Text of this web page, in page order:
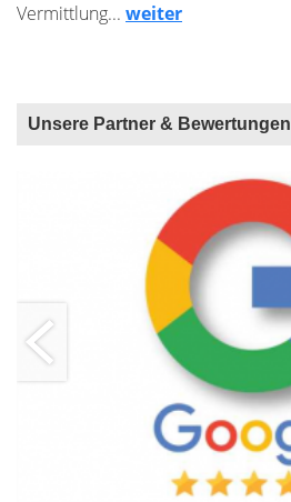
Vermittlung... weiter
Unsere Partner & Bewertungen